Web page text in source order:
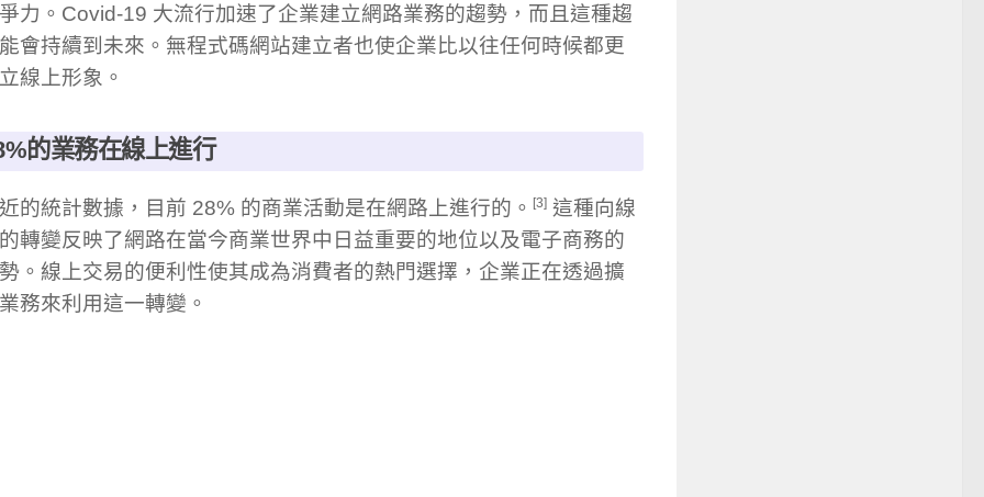
力。Covid-19 大流行加速了企業建立網路業務的趨勢，而且這種趨
會持續到未來。無程式碼網站建立者也使企業比以往任何時候都更
線上形象。
的業務在線上進行
的統計數據，目前 28% 的商業活動是在網路上進行的。 [3] 這種向線
轉變反映了網路在當今商業世界中日益重要的地位以及電子商務的
。線上交易的便利性使其成為消費者的熱門選擇，企業正在透過擴
務來利用這一轉變。